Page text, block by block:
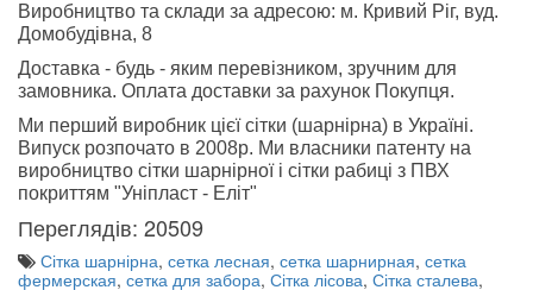
Виробництво та склади за адресою: м. Кривий Ріг, вуд.
Домобудівна, 8
Доставка - будь - яким перевізником, зручним для
замовника. Оплата доставки за рахунок Покупця.
Ми перший виробник цієї сітки (шарнірна) в Україні.
Випуск розпочато в 2008р. Ми власники патенту на
виробництво сітки шарнірної і сітки рабиці з ПВХ
покриттям "Уніпласт - Еліт"
Переглядів: 20509
Сітка шарнірна, сетка лесная, сетка шарнирная, сетка
фермерская, сетка для забора, Сітка лісова, Сітка сталева,